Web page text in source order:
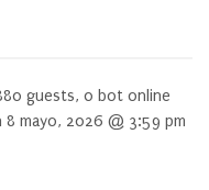
guests, 0 bot online
8 mayo, 2026 @ 3:59 pm